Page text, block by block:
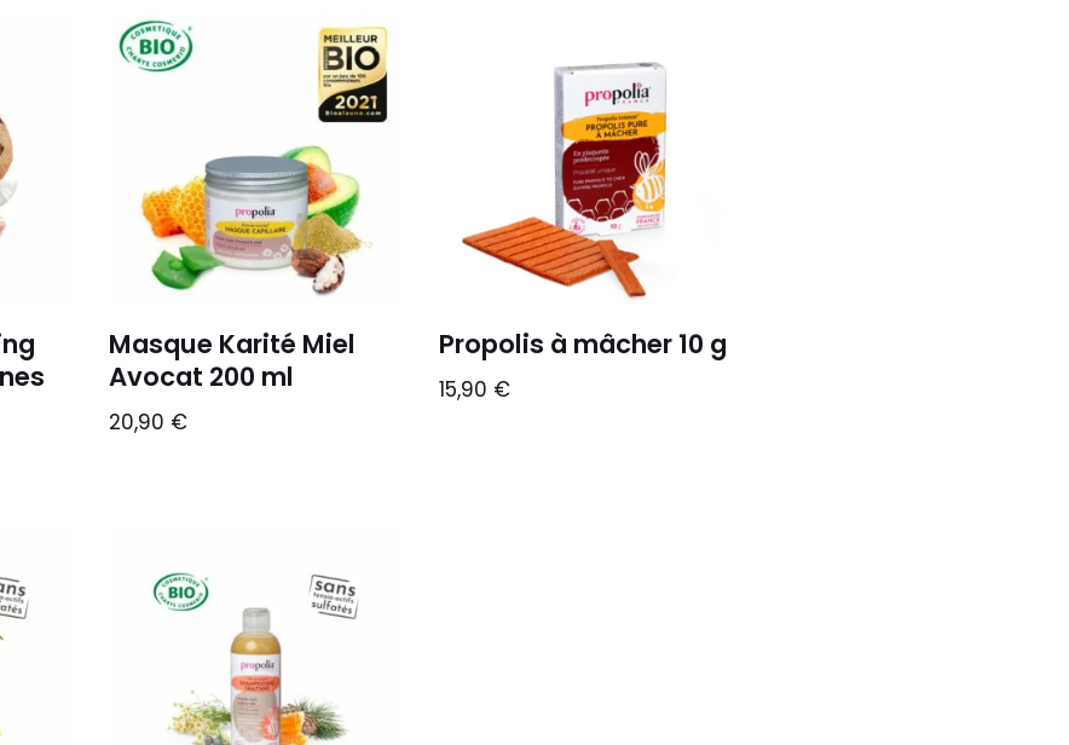
Masque Karité Miel
Avocat 200 ml
20,90 €
Propolis à mâcher 10 g
15,90 €